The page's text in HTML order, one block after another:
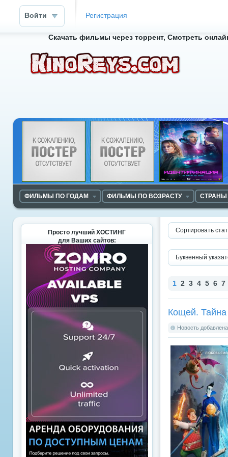
Войти Регистрация
Скачать фильмы через торрент, Смотреть
ФИЛЬМЫ ПО ГОДАМ ФИЛЬМЫ ПО ВОЗРАСТУ
Сортировать
Буквенный
1 2 3 4 5 6 7
Кощей.
Новость
Просто лучший ХОСТИНГ
для Ваших сайтов: